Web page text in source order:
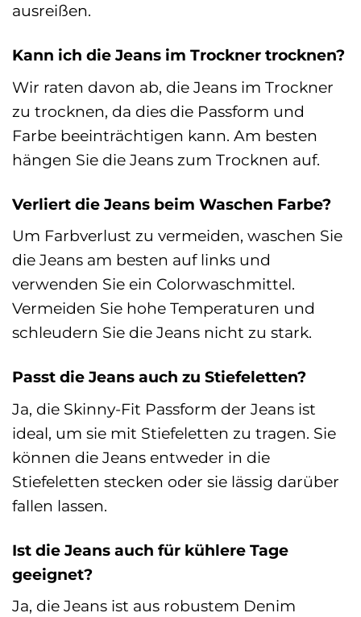
ausreißen.
Kann ich die Jeans im Trockner trocknen?
Wir raten davon ab, die Jeans im Trockner
zu trocknen, da dies die Passform und
Farbe beeinträchtigen kann. Am besten
hängen Sie die Jeans zum Trocknen auf.
Verliert die Jeans beim Waschen Farbe?
Um Farbverlust zu vermeiden, waschen Sie
die Jeans am besten auf links und
verwenden Sie ein Colorwaschmittel.
Vermeiden Sie hohe Temperaturen und
schleudern Sie die Jeans nicht zu stark.
Passt die Jeans auch zu Stiefeletten?
Ja, die Skinny-Fit Passform der Jeans ist
ideal, um sie mit Stiefeletten zu tragen. Sie
können die Jeans entweder in die
Stiefeletten stecken oder sie lässig darüber
fallen lassen.
Ist die Jeans auch für kühlere Tage
geeignet?
Ja, die Jeans ist aus robustem Denim